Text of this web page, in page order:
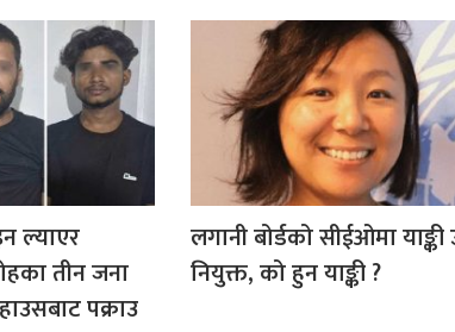
ल्याएर
तीन जना
पक्राउ
लगानी बोर्डको सीईओमा
नियुक्त, को हुन याङ्की ?